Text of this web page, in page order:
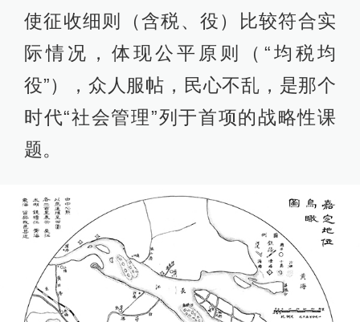
使征收细则（含税、役）比较符合实
际情况，体现公平原则（“均税均
役”），众人服帖，民心不乱，是那个
时代“社会管理”列于首项的战略性课
题。